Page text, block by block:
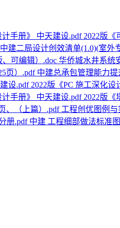
2022版《
中建二局设计创效清单(1.0)(室外
华侨城水井系统
中建总承包管理能力
2022版《PC 施工深化
2022版《
工程创优图例与
中建 工程细部做法标准